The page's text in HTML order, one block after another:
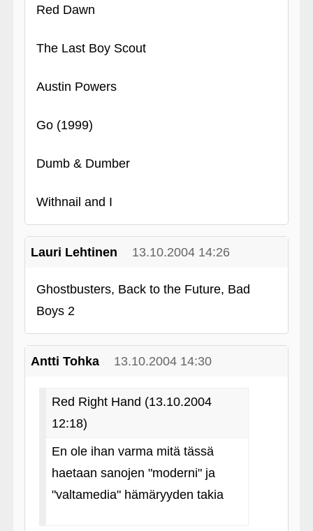
Red Dawn
The Last Boy Scout
Austin Powers
Go (1999)
Dumb & Dumber
Withnail and I
Lauri Lehtinen 13.10.2004 14:26
Ghostbusters, Back to the Future, Bad
Boys 2
Antti Tohka 13.10.2004 14:30
Red Right Hand (13.10.2004
12:18)
En ole ihan varma mitä tässä
haetaan sanojen "moderni" ja
"valtamedia" hämäryyden takia